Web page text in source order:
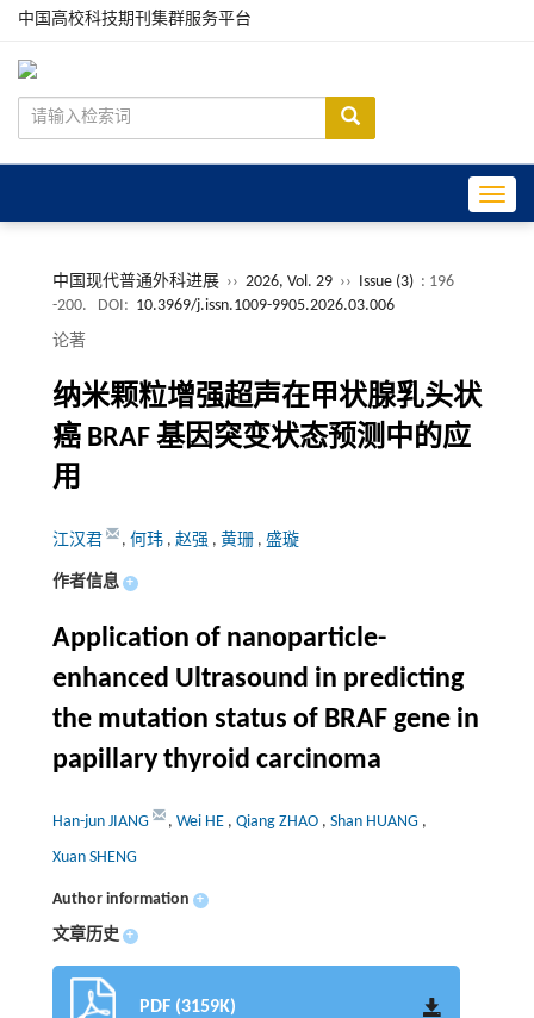
中国高校科技期刊集群服务平台
中国现代普通外科进展 ›› 2026, Vol. 29 ›› Issue (3) : 196
-200.
DOI: 10.3969/j.issn.1009-9905.2026.03.006
论著
纳米颗粒增强超声在甲状腺乳头状
癌 BRAF 基因突变状态预测中的应
用
江汉君 , 何玮 , 赵强 , 黄珊 , 盛璇
作者信息 +
Application of nanoparticle-
enhanced Ultrasound in predicting
the mutation status of BRAF gene in
papillary thyroid carcinoma
Han-jun JIANG , Wei HE , Qiang ZHAO , Shan HUANG ,
Xuan SHENG
Author information +
文章历史 +
PDF (3159K)